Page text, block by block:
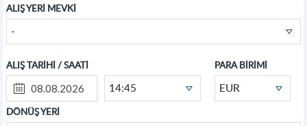
ALIŞ YERİ MEVKİ
-
ALIŞ TARİHİ / SAATİ
14:45
PARA BİRİMİ
EUR
DÖNÜŞ YERİ